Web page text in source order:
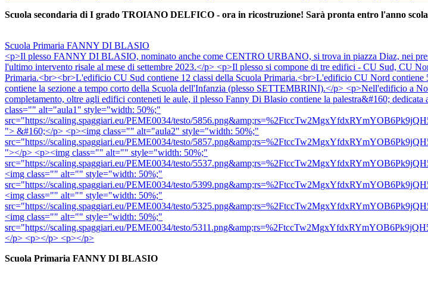
Scuola secondaria di I grado TROIANO DELFICO - ora in ricostruzione! Sarà pronta entro l'anno
Scuola Primaria FANNY DI BLASIO
<p>Il plesso FANNY DI BLASIO, nominato anche come CENTRO URBANO, si trova in piazza Diaz, nei
l'ultimo intervento risale al mese di settembre 2023.</p> <p>Il plesso si compone di tre edifici - CU Sud, CU
Primaria.<br><br>L'edificio CU Sud contiene 12 classi della Scuola Primaria.<br>L'edificio CU Nord
contiene la sezione a tempo corto della Scuola dell'Infanzia (plesso SETTEMBRINI).</p> <p>Nell'edificio a
completamento, oltre agli edifici conteneti le aule, il plesso Fanny Di Blasio contiene la palestra&#160;
class="" alt="aula1" style="width: 50%;"
src="https://scaling.spaggiari.eu/PEME0034/testo/
"> &#160;</p> <p><img class="" alt="aula2" style="width: 50%;"
src="https://scaling.spaggiari.eu/PEME0034/testo/
"></p> <p><img class="" alt="" style="width: 50%;"
src="https://scaling.spaggiari.eu/PEME0034/testo/
<img class="" alt="" style="width: 50%;"
src="https://scaling.spaggiari.eu/PEME0034/testo/
<img class="" alt="" style="width: 50%;"
src="https://scaling.spaggiari.eu/PEME0034/testo/
<img class="" alt="" style="width: 50%;"
src="https://scaling.spaggiari.eu/PEME0034/testo/
</p> <p></p> <p></p>
Scuola Primaria FANNY DI BLASIO